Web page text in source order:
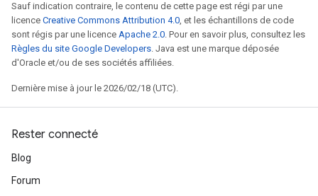
Sauf indication contraire, le contenu de cette page est régi par une
licence Creative Commons Attribution 4.0, et les échantillons de code
sont régis par une licence Apache 2.0. Pour en savoir plus, consultez les
Règles du site Google Developers. Java est une marque déposée
d'Oracle et/ou de ses sociétés affiliées.
Dernière mise à jour le 2026/02/18 (UTC).
Rester connecté
Blog
Forum